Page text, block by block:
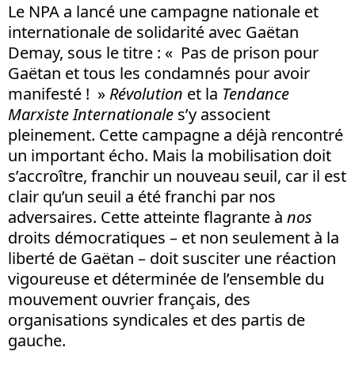
Le NPA a lancé une campagne nationale et
internationale de solidarité avec Gaëtan
Demay, sous le titre : « Pas de prison pour
Gaëtan et tous les condamnés pour avoir
manifesté ! » Révolution et la Tendance
Marxiste Internationale s’y associent
pleinement. Cette campagne a déjà rencontré
un important écho. Mais la mobilisation doit
s’accroître, franchir un nouveau seuil, car il est
clair qu’un seuil a été franchi par nos
adversaires. Cette atteinte flagrante à nos
droits démocratiques – et non seulement à la
liberté de Gaëtan – doit susciter une réaction
vigoureuse et déterminée de l’ensemble du
mouvement ouvrier français, des
organisations syndicales et des partis de
gauche.